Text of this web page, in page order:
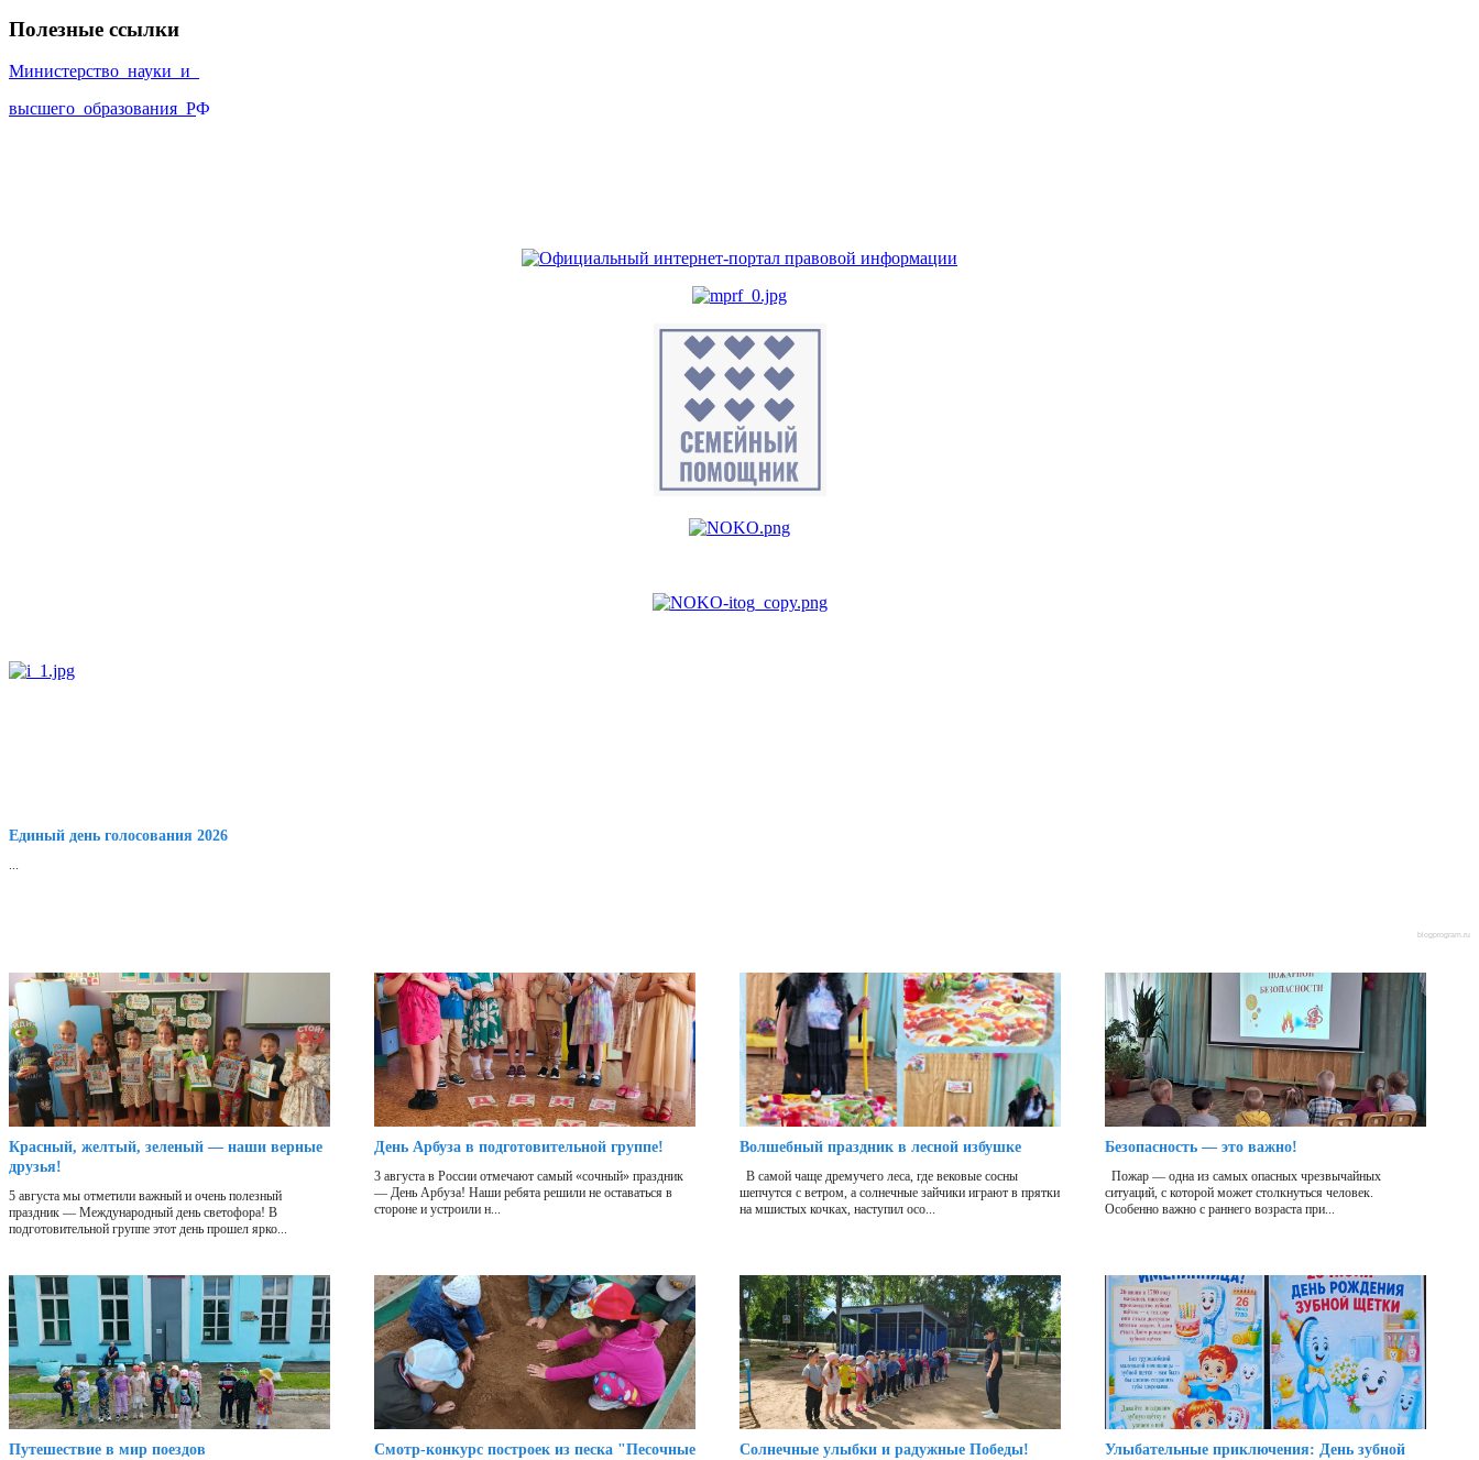
Полезные ссылки
Министерство_науки_и_
высшего_образования_РФ
Единый день голосования 2026
...
blogprogram.ru
Красный, желтый, зеленый — наши верные
друзья!
5 августа мы отметили важный и очень полезный
праздник — Международный день светофора! В
подготовительной группе этот день прошел ярко...
День Арбуза в подготовительной группе!
3 августа в России отмечают самый «сочный» праздник
— День Арбуза! Наши ребята решили не оставаться в
стороне и устроили н...
Волшебный праздник в лесной избушке
В самой чаще дремучего леса, где вековые сосны
шепчутся с ветром, а солнечные зайчики играют в прятки
на мшистых кочках, наступил осо...
Безопасность — это важно!
Пожар — одна из самых опасных чрезвычайных
ситуаций, с которой может столкнуться человек.
Особенно важно с раннего возраста при...
Путешествие в мир поездов
Смотр-конкурс построек из песка "Песочные
Солнечные улыбки и радужные Победы!
Улыбательные приключения: День зубной